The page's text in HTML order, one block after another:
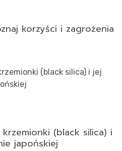
korzyści i zagrożenia
(black silica) i
japońskiej